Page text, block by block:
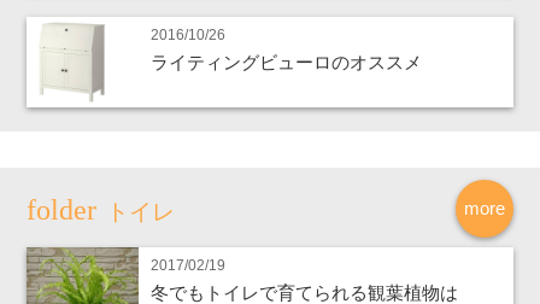
2016/10/26
ライティングビューロのオススメ
more
トイレ
2017/02/19
冬でもトイレで育てられる観葉植物は